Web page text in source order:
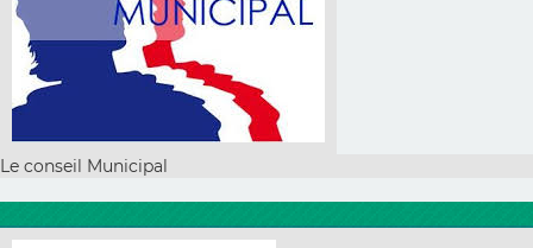
Le conseil Municipal